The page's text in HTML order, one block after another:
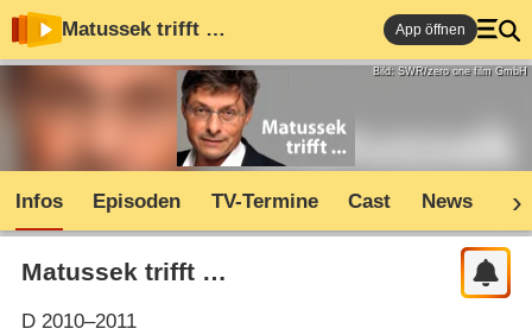
Matussek trifft … App öffnen
Bild: SWR/zero one film GmbH
Infos Episoden TV-Termine Cast News
Matussek trifft …
D2010–2011